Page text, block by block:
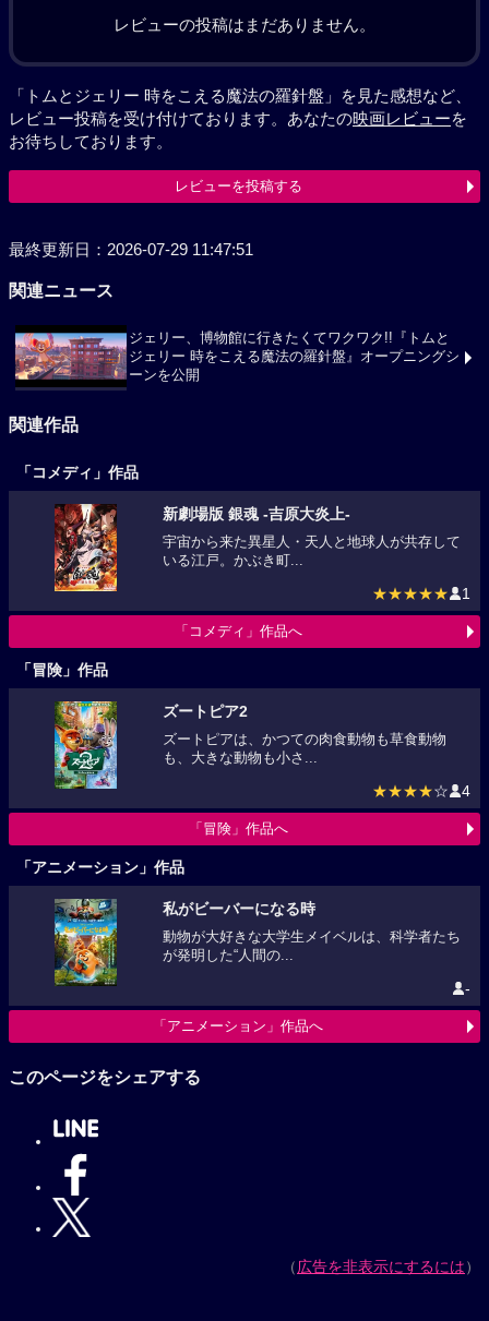
レビューの投稿はまだありません。
「トムとジェリー 時をこえる魔法の羅針盤」を見た感想など、
レビュー投稿を受け付けております。あなたの映画レビューを
お待ちしております。
レビューを投稿する
最終更新日：2026-07-29 11:47:51
関連ニュース
ジェリー、博物館に行きたくてワクワク!!『トムと
ジェリー 時をこえる魔法の羅針盤』オープニングシ
ーンを公開
関連作品
「コメディ」作品
新劇場版 銀魂 -吉原大炎上-
宇宙から来た異星人・天人と地球人が共存して
いる江戸。かぶき町...
★★★★★ 1
「コメディ」作品へ
「冒険」作品
ズートピア2
ズートピアは、かつての肉食動物も草食動物
も、大きな動物も小さ...
★★★★☆ 4
「冒険」作品へ
「アニメーション」作品
私がビーバーになる時
動物が大好きな大学生メイベルは、科学者たち
が発明した“人間の...
-
「アニメーション」作品へ
このページをシェアする
（広告を非表示にするには）